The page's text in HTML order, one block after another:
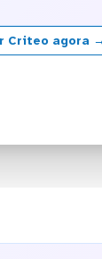
Criteo agora →